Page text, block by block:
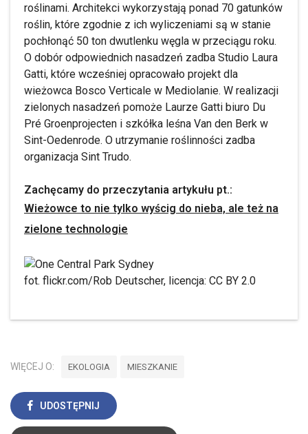
roślinami. Architekci wykorzystają ponad 70 gatunków
roślin, które zgodnie z ich wyliczeniami są w stanie
pochłonąć 50 ton dwutlenku węgla w przeciągu roku.
O dobór odpowiednich nasadzeń zadba Studio Laura
Gatti, które wcześniej opracowało projekt dla
wieżowca Bosco Verticale w Mediolanie. W realizacji
zielonych nasadzeń pomoże Laurze Gatti biuro Du
Pré Groenprojecten i szkółka leśna Van den Berk w
Sint-Oedenrode. O utrzymanie roślinności zadba
organizacja Sint Trudo.
Zachęcamy do przeczytania artykułu pt.:
Wieżowce to nie tylko wyścig do nieba, ale też na
zielone technologie
fot. flickr.com/Rob Deutscher, licencja: CC BY 2.0
WIĘCEJ O: EKOLOGIA MIESZKANIE
UDOSTĘPNIJ